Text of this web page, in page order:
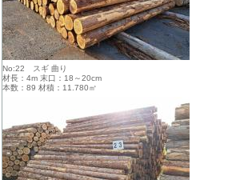
No:22 スギ 曲り
材長：4m 末口：18～20cm
本数：89 材積：11.780㎥